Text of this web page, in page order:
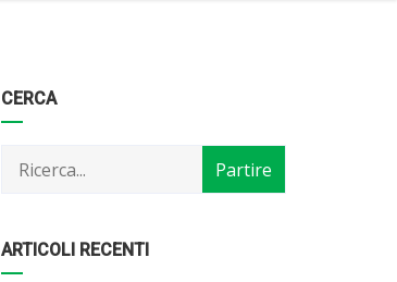
CERCA
ARTICOLI RECENTI
Categorie
Articoli
per